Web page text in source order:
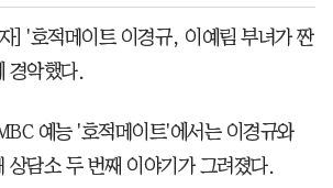
] '호적메이트 이경규, 이예림 부녀가 짠
경악했다.
예능 '호적메이트'에서는 이경규와
상담소 두 번째 이야기가 그려졌다.